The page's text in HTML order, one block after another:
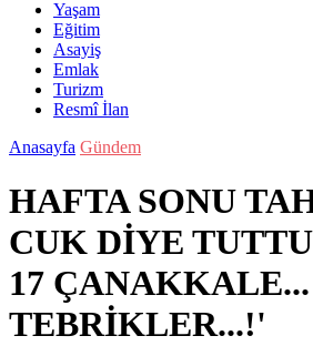
Yaşam
Eğitim
Asayiş
Emlak
Turizm
Resmî İlan
Anasayfa Gündem
HAFTA SONU
CUK DİYE
17 ÇANAKKALE...
TEBRİKLER...!'